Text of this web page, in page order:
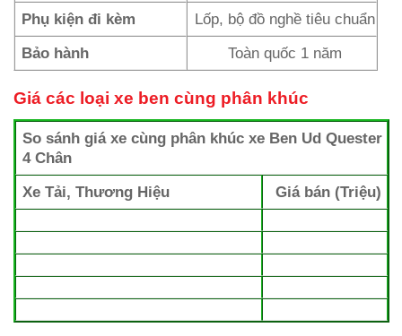
Phụ kiện đi kèm
Lốp, bộ đồ nghề tiêu chuẩn
Bảo hành
Toàn quốc 1 năm
Giá các loại xe ben cùng phân khúc
So sánh giá xe cùng phân khúc xe Ben Ud Quester
4 Chân
Xe Tải, Thương Hiệu
Giá bán (Triệu)